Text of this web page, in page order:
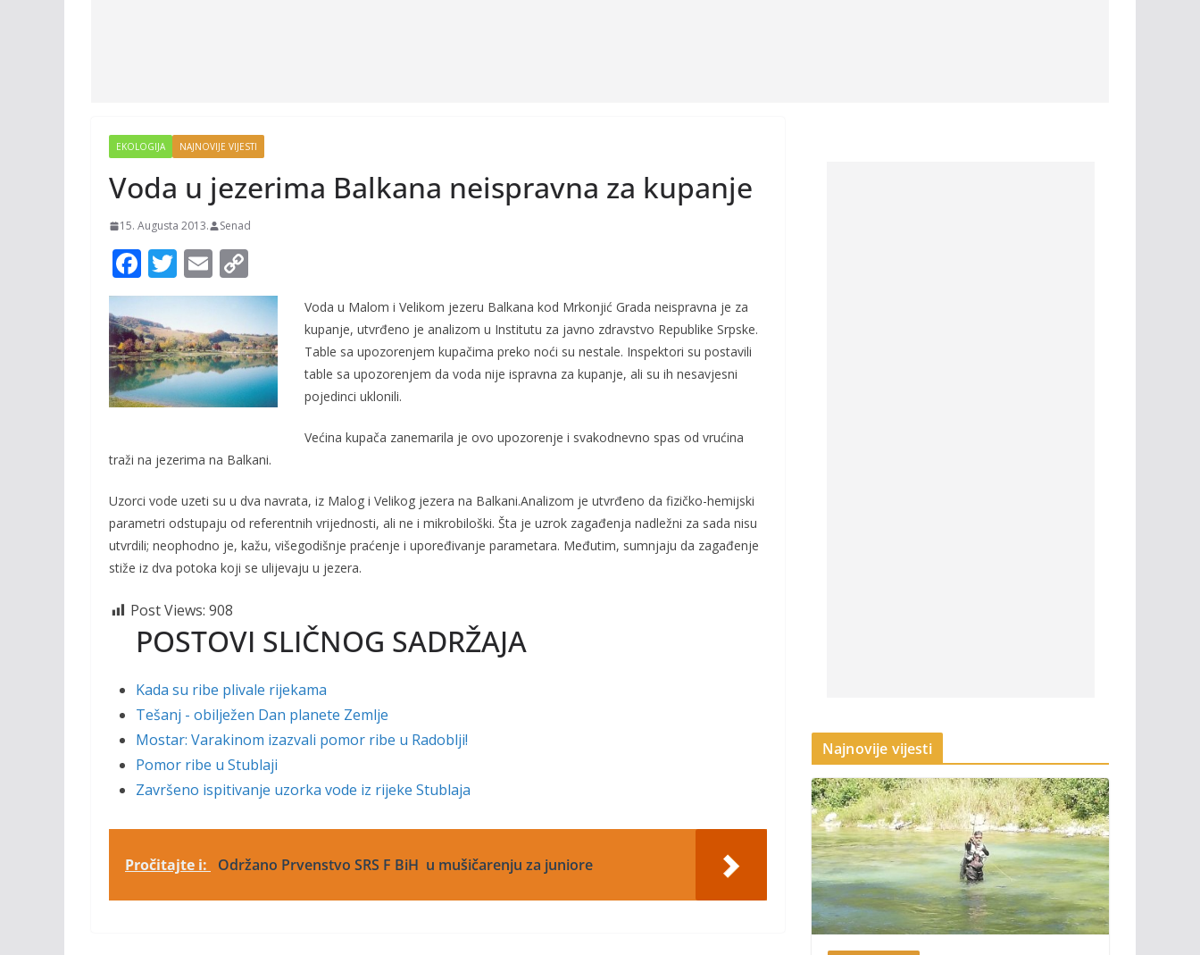
EKOLOGIJA NAJNOVIJE VIJESTI
Voda u jezerima Balkana neispravna za kupanje
15. Augusta 2013. Senad
F
ac
e
b
o
o
T
w
itt
er
E
m
ai
l
o
p
y
Li
n
Voda u Malom i Velikom jezeru Balkana kod Mrkonjić Grada neispravna je za
kupanje, utvrđeno je analizom u Institutu za javno zdravstvo Republike Srpske.
Table sa upozorenjem kupačima preko noći su nestale. Inspektori su postavili
table sa upozorenjem da voda nije ispravna za kupanje, ali su ih nesavjesni
pojedinci uklonili.
Većina kupača zanemarila je ovo upozorenje i svakodnevno spas od vrućina
traži na jezerima na Balkani.
Uzorci vode uzeti su u dva navrata, iz Malog i Velikog jezera na Balkani.Analizom je utvrđeno da fizičko-hemijski
parametri odstupaju od referentnih vrijednosti, ali ne i mikrobiloški. Šta je uzrok zagađenja nadležni za sada nisu
utvrdili; neophodno je, kažu, višegodišnje praćenje i upoređivanje parametara. Međutim, sumnjaju da zagađenje
stiže iz dva potoka koji se ulijevaju u jezera.
Post Views: 908
POSTOVI SLIČNOG SADRŽAJA
Kada su ribe plivale rijekama
Tešanj - obilježen Dan planete Zemlje
Mostar: Varakinom izazvali pomor ribe u Radoblji!
Pomor ribe u Stublaji
Završeno ispitivanje uzorka vode iz rijeke Stublaja
Pročitajte i: Održano Prvenstvo SRS F BiH u mušičarenju za juniore
Najnovije vijesti